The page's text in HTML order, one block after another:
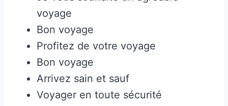
voyage
Bon voyage
Profitez de votre voyage
Bon voyage
Arrivez sain et sauf
Voyager en toute sécurité